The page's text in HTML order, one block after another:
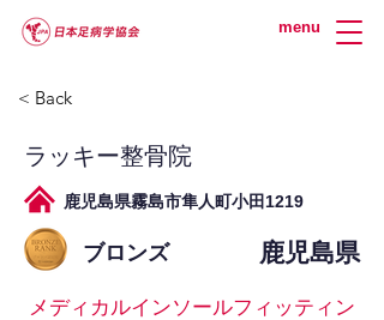
menu
< Back
ラッキー整骨院
鹿児島県霧島市隼人町小田1219
ブロンズ 鹿児島県
メディカルインソールフィッティン